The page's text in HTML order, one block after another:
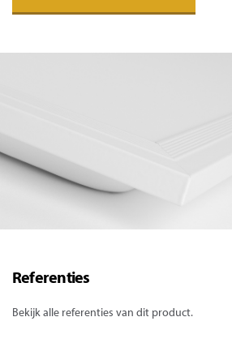
Referenties
Bekijk alle referenties van dit product.